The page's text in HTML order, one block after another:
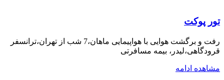
تور پوکت
رفت و برگشت هوایی با هواپیمایی ماهان،7 شب از تهران،ترانسفر
قرودگاهی،لیدر، بیمه مسافرتی
مشاهده ادامه